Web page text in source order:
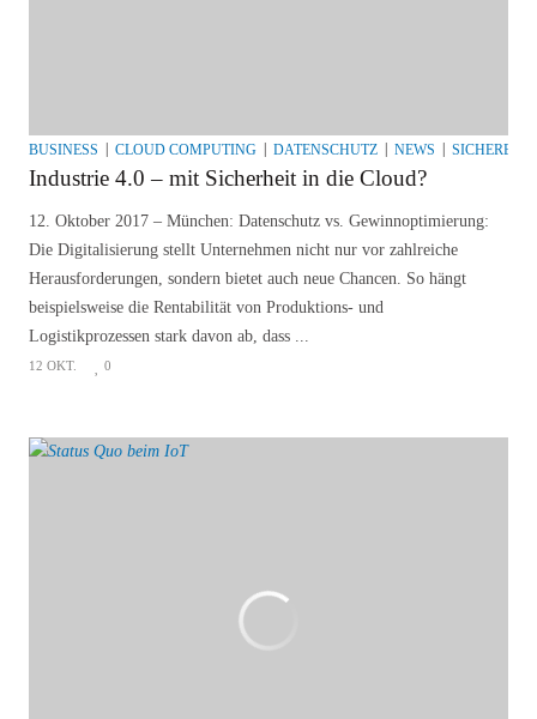
BUSINESS CLOUD COMPUTING DATENSCHUTZ NEWS SICHERER
Industrie 4.0 – mit Sicherheit in die Cloud?
12. Oktober 2017 – München: Datenschutz vs. Gewinnoptimierung:
Die Digitalisierung stellt Unternehmen nicht nur vor zahlreiche
Herausforderungen, sondern bietet auch neue Chancen. So hängt
beispielsweise die Rentabilität von Produktions- und
Logistikprozessen stark davon ab, dass ...
12 OKT. 0